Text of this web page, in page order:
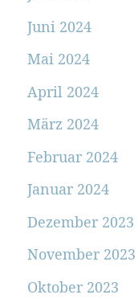
Juni 2024
Mai 2024
April 2024
März 2024
Februar 2024
Januar 2024
Dezember 2023
November 2023
Oktober 2023